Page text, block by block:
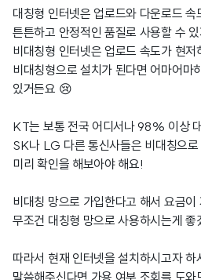
대칭형 인터넷은 업로드와 다운로드 속
튼튼하고 안정적인 품질로 사용할 수
비대칭형 인터넷은 업로드 속도가 현저
비대칭형으로 설치가 된다면 어마어마
있거든요 😢
KT는 보통 전국 어디서나 98% 이상
SK나 LG 다른 통신사들은 비대칭으
미리 확인을 해보아야 해요!
비대칭 망으로 가입한다고 해서 요금이
무조건 대칭형 망으로 사용하시는게
따라서 현재 인터넷을 설치하시고자
말씀해주신다면 가용 여부 조회를 도와